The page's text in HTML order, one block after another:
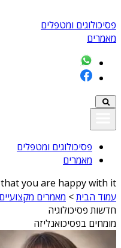
פסיכולוגים ומטפלים
מאמרים
פסיכולוגים ומטפלים
מאמרים
you are happy with it
עמוד הבית> מאמרים מקצועיים
חדשות פסיכולוגיה
מומחים בפסיכואנליזה